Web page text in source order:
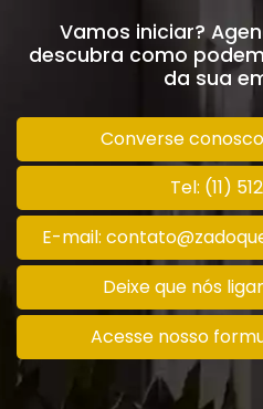
Vamos iniciar?
descubra como
da sua
Converse
Tel: (11)
E-mail:
Deixe que nós
Acesse nosso